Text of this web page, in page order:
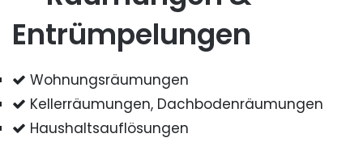
Entrümpelungen
Wohnungsräumungen
Kellerräumungen, Dachbodenräumungen
Haushaltsauflösungen